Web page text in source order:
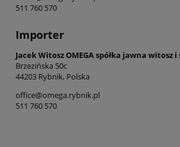
511 760 570
Importer
Jacek Witosz OMEGA spółka jawna witosz i
Brzezińska 50c
44203 Rybnik, Polska
office@omega.rybnik.pl
511 760 570